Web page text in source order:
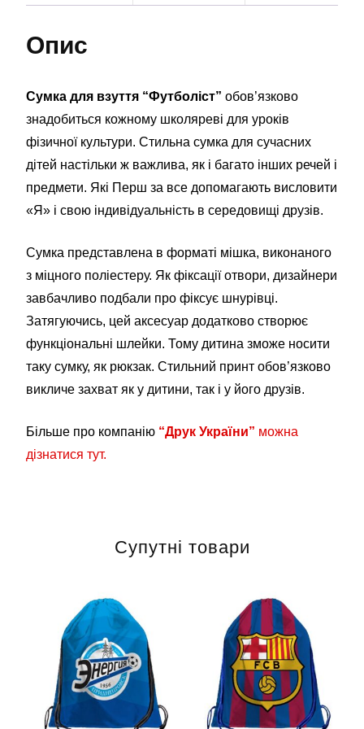
Опис
Сумка для взуття “Футболіст” обов’язково
знадобиться кожному школяреві для уроків
фізичної культури. Стильна сумка для сучасних
дітей настільки ж важлива, як і багато інших речей і
предмети. Які Перш за все допомагають висловити
«Я» і свою індивідуальність в середовищі друзів.
Сумка представлена в форматі мішка, виконаного
з міцного поліестеру. Як фіксації отвори, дизайнери
завбачливо подбали про фіксує шнурівці.
Затягуючись, цей аксесуар додатково створює
функціональні шлейки. Тому дитина зможе носити
таку сумку, як рюкзак. Стильний принт обов’язково
викличе захват як у дитини, так і у його друзів.
Більше про компанію “Друк України” можна
дізнатися тут.
Супутні товари